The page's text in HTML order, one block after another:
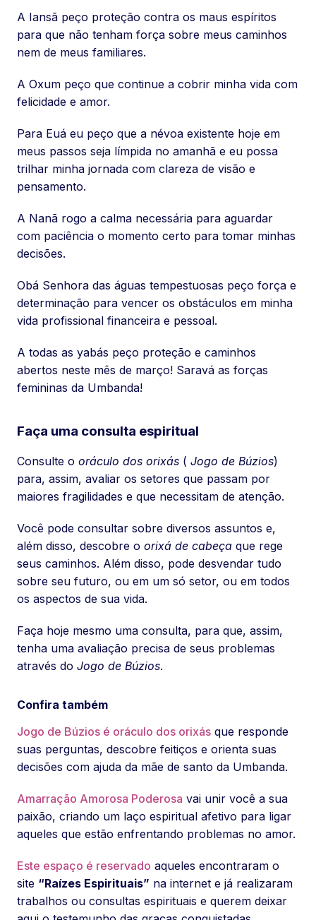
A Iansã peço proteção contra os maus espíritos
para que não tenham força sobre meus caminhos
nem de meus familiares.
A Oxum peço que continue a cobrir minha vida com
felicidade e amor.
Para Euá eu peço que a névoa existente hoje em
meus passos seja límpida no amanhã e eu possa
trilhar minha jornada com clareza de visão e
pensamento.
A Nanã rogo a calma necessária para aguardar
com paciência o momento certo para tomar minhas
decisões.
Obá Senhora das águas tempestuosas peço força e
determinação para vencer os obstáculos em minha
vida profissional financeira e pessoal.
A todas as yabás peço proteção e caminhos
abertos neste mês de março! Saravá as forças
femininas da Umbanda!
Faça uma consulta espiritual
Consulte o oráculo dos orixás ( Jogo de Búzios)
para, assim, avaliar os setores que passam por
maiores fragilidades e que necessitam de atenção.
Você pode consultar sobre diversos assuntos e,
além disso, descobre o orixá de cabeça que rege
seus caminhos. Além disso, pode desvendar tudo
sobre seu futuro, ou em um só setor, ou em todos
os aspectos de sua vida.
Faça hoje mesmo uma consulta, para que, assim,
tenha uma avaliação precisa de seus problemas
através do Jogo de Búzios.
Confira também
Jogo de Búzios é oráculo dos orixás que responde
suas perguntas, descobre feitiços e orienta suas
decisões com ajuda da mãe de santo da Umbanda.
Amarração Amorosa Poderosa vai unir você a sua
paixão, criando um laço espiritual afetivo para ligar
aqueles que estão enfrentando problemas no amor.
Este espaço é reservado aqueles encontraram o
site “Raízes Espirituais” na internet e já realizaram
trabalhos ou consultas espirituais e querem deixar